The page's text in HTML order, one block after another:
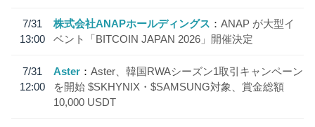
7/31
13:00
株式会社ANAPホールディングス
ANAP が大型イ
ベント「BITCOIN JAPAN 2026」開催決定
7/31
12:00
Aster
Aster、韓国RWAシーズン1取引キャンペーン
を開始 $SKHYNIX・$SAMSUNG対象、賞金総額
10,000 USDT